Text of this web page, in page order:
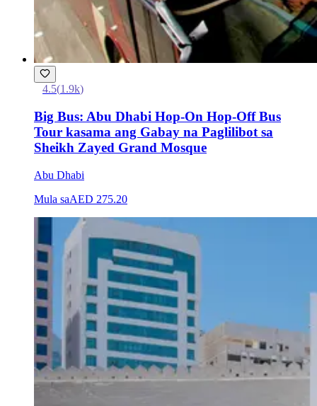
4.5(1.9k)
Big Bus: Abu Dhabi Hop-On Hop-Off Bus
Tour kasama ang Gabay na Paglilibot sa
Sheikh Zayed Grand Mosque
Abu Dhabi
Mula saAED 275.20